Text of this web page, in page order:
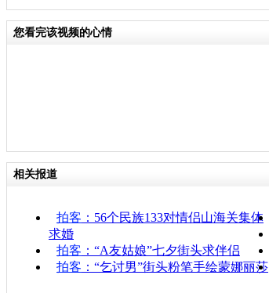
您看完该视频的心情
相关报道
拍客 ：56个民族133对情侣山海关集体
求婚
拍客 ：“A友姑娘”七夕街头求伴侣
拍客 ：“乞讨男”街头粉笔手绘蒙娜丽莎